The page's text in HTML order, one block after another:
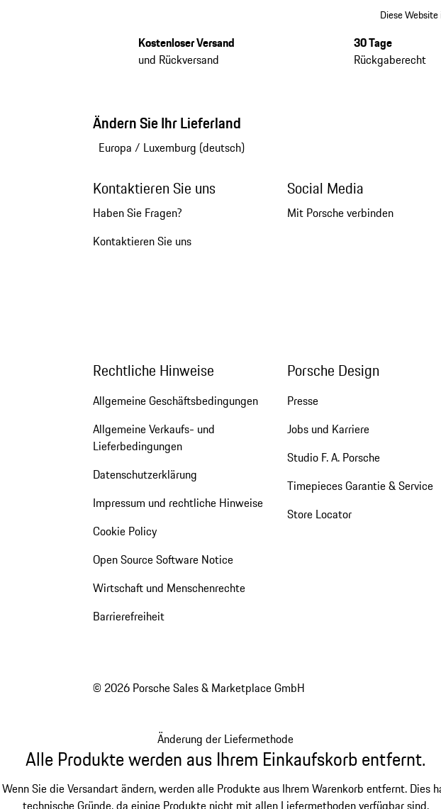
Diese
Kostenloser Versand
und Rückversand
30 Tage
Rückgaberecht
Ändern Sie Ihr Lieferland
Europa / Luxemburg (deutsch)
Kontaktieren Sie uns
Haben Sie Fragen?
Kontaktieren Sie uns
Social Media
Mit Porsche verbinden
Rechtliche Hinweise
Allgemeine Geschäftsbedingungen
Allgemeine Verkaufs- und
Lieferbedingungen
Datenschutzerklärung
Impressum und rechtliche Hinweise
Cookie Policy
Open Source Software Notice
Wirtschaft und Menschenrechte
Barrierefreiheit
Porsche Design
Presse
Jobs und Karriere
Studio F. A. Porsche
Timepieces Garantie & Service
Store Locator
© 2026 Porsche Sales & Marketplace GmbH
Änderung der Liefermethode
Alle Produkte werden aus Ihrem Einkaufskorb entfernt.
Wenn Sie die Versandart ändern, werden alle Produkte aus Ihrem Warenkorb entfernt. Dies